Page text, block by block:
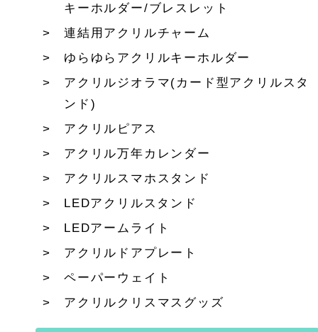
キーホルダー/ブレスレット
連結用アクリルチャーム
ゆらゆらアクリルキーホルダー
アクリルジオラマ(カード型アクリルスタ
ンド)
アクリルピアス
アクリル万年カレンダー
アクリルスマホスタンド
LEDアクリルスタンド
LEDアームライト
アクリルドアプレート
ペーパーウェイト
アクリルクリスマスグッズ